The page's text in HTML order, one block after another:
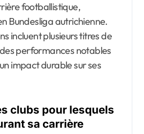
footballistique,
Bundesliga autrichienne.
incluent plusieurs titres de
performances notables
impact durable sur ses
clubs pour lesquels
sa carrière